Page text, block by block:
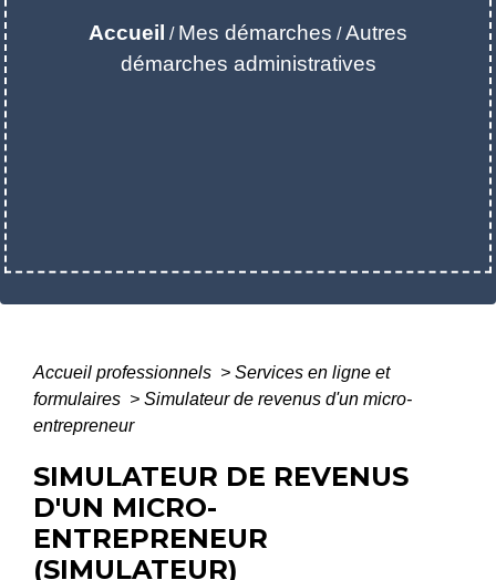
Accueil / Mes démarches /Autres
démarches administratives
Accueil professionnels > Services en ligne et
formulaires > Simulateur de revenus d'un micro-
entrepreneur
SIMULATEUR DE REVENUS
D'UN MICRO-
ENTREPRENEUR
(SIMULATEUR)